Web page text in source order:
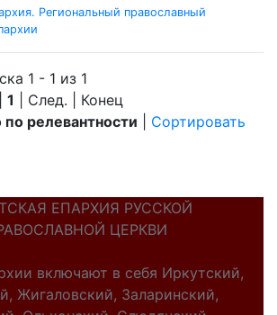
Региональный православный
1 - 1 из 1
1 | След. | Конец
релевантности
Сортировать
ЕПАРХИЯ РУССКОЙ
ЦЕРКВИ
включают в себя Иркутский,
Жигаловский, Заларинский,